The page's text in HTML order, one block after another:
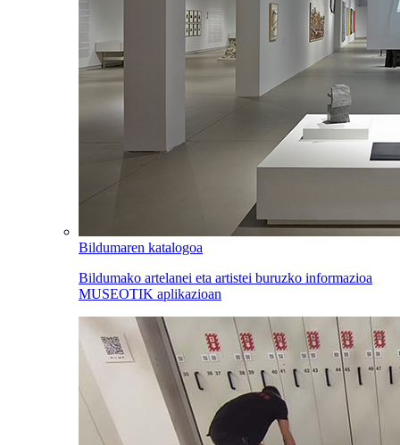
Bildumaren katalogoa
Bildumako artelanei eta artistei buruzko informazioa
MUSEOTIK aplikazioan